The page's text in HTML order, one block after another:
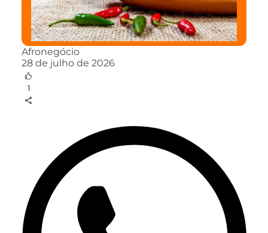
Afronegócio
28 de julho de 2026
1